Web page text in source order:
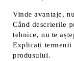
Vinde avantaje,
Când descrierile
tehnice, nu te
Explicați termenii
produsului.